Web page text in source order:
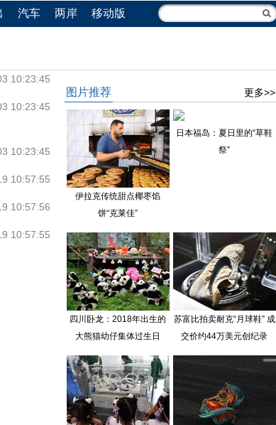
汽车 两岸 移动版
10:23:45
10:23:45
10:23:45
10:57:55
10:57:56
10:57:55
图片推荐 更多>>
伊拉克传统甜点椰枣馅
饼“克莱佳”
日本福岛：夏日里的“草鞋
祭”
四川卧龙：2018年出生的
大熊猫幼仔集体过生日
苏富比拍卖耐克“月球鞋” 成
交价约44万美元创纪录